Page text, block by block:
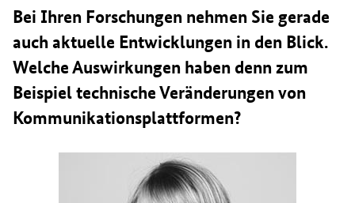
Bei Ihren Forschungen nehmen Sie gerade
auch aktuelle Entwicklungen in den Blick.
Welche Auswirkungen haben denn zum
Beispiel technische Veränderungen von
Kommunikationsplattformen?